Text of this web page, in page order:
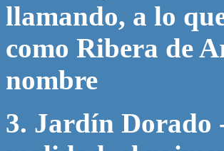
llamando, a lo
como Ribera de
nombre
3. Jardín Dorado